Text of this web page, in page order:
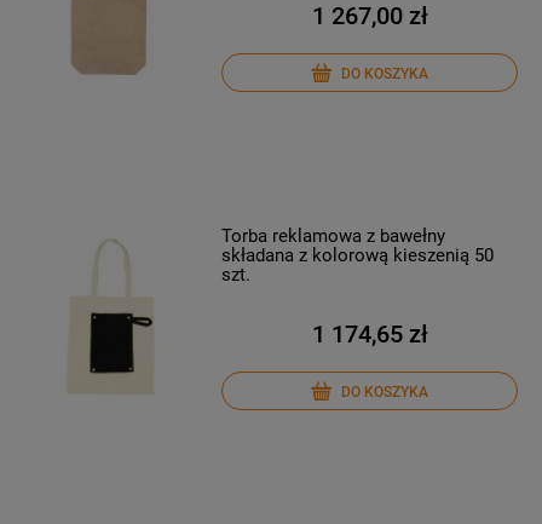
1 267,00 zł
DO KOSZYKA
Torba reklamowa z bawełny
składana z kolorową kieszenią 50
szt.
1 174,65 zł
DO KOSZYKA